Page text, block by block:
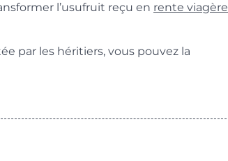
l’usufruit reçu en rente viagère
par les héritiers, vous pouvez la